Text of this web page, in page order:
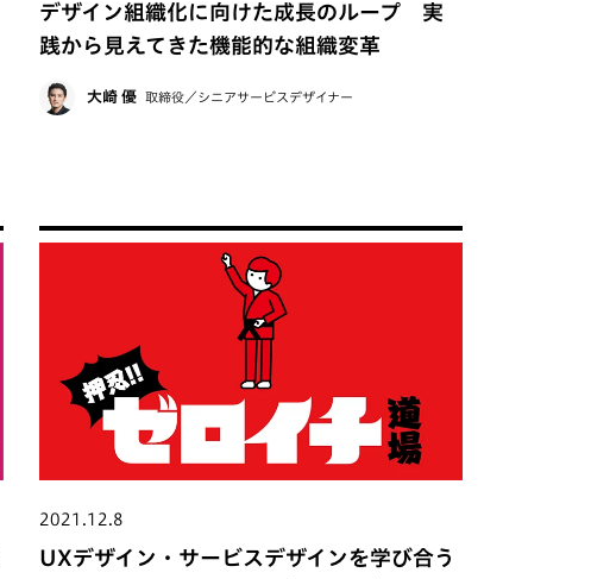
デザイン組織化に向けた成長のループ 実
践から見えてきた機能的な組織変革
大崎 優 取締役／シニアサービスデザイナー
2021.12.8
UXデザイン・サービスデザインを学び合う